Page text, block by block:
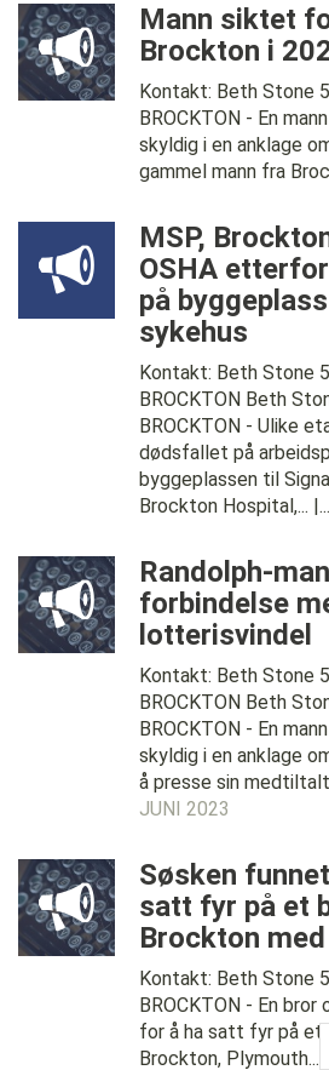
Mann siktet
Brockton i
Kontakt: Beth Stone
BROCKTON - En
skyldig i en anklage
gammel mann fra
MSP,
OSHA
på
sykehus
Kontakt: Beth Stone
BROCKTON Beth
BROCKTON - Ulike
dødsfallet på
byggeplassen til
Brockton Hospital,... |...
Randolph-
forbindelse
lotterisvindel
Kontakt: Beth Stone
BROCKTON Beth
BROCKTON - En
skyldig i en anklage
å presse sin
JUNI 2023
Søsken
satt fyr på et
Brockton
Kontakt: Beth Stone
BROCKTON - En
for å ha satt fyr på et
Brockton, Plymouth....